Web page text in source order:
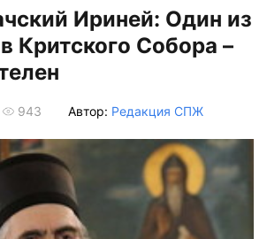
Ириней: Один из
Критского Собора –
943 Автор: Редакция СПЖ